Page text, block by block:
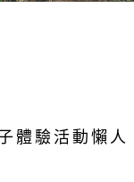
體驗活動懶人